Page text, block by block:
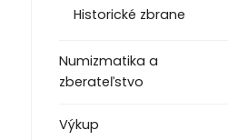
Historické zbrane
Numizmatika a
zberateľstvo
Výkup